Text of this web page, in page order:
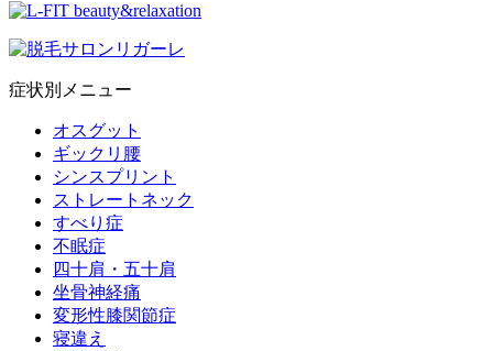
症状別メニュー
オスグット
ギックリ腰
シンスプリント
ストレートネック
すべり症
不眠症
四十肩・五十肩
坐骨神経痛
変形性膝関節症
寝違え